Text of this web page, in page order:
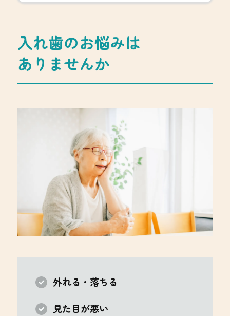
入れ歯のお悩みは
ありませんか
外れる・落ちる
見た目が悪い